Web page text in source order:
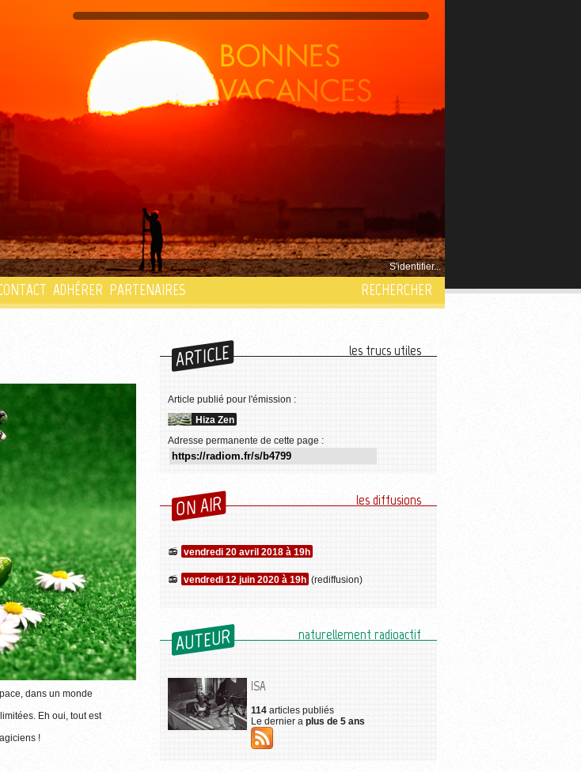
S'identifier...
ADHÉRER PARTENAIRES RECHERCHER
Pixabay / Alexas_Fotos (CC0 1.0)
l'utilisation des images...
dans un monde
Eh oui, tout est
!
ARTICLE les trucs utiles
Article publié pour l'émission :
Hiza Zen
Adresse permanente de cette page :
ON AIR les diffusions
vendredi 20 avril 2018 à 19h
vendredi 12 juin 2020 à 19h (rediffusion)
AUTEUR naturellement radioactif
ISA
114 articles publiés
Le dernier a plus de 5 ans